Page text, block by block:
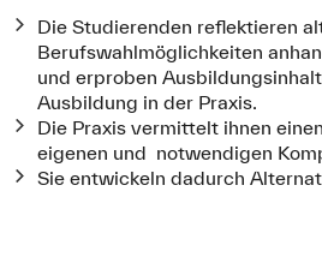
Die Studierenden reflektieren
Berufswahlmöglichkeiten
und erproben
Ausbildung in der Praxis.
Die Praxis vermittelt ihnen
eigenen und notwendigen
Sie entwickeln dadurch